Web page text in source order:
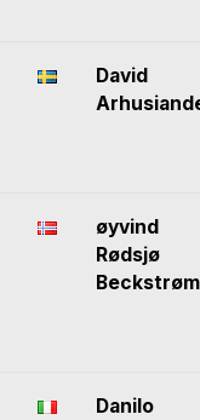
David
øyvind
Rødsjø
Beckstrøm
Danilo